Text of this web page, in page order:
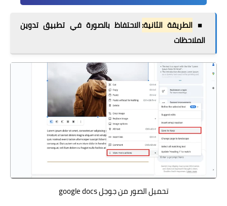
■ الطريقة الثانية:الاحتفاظ بالصورة في تطبيق تدوين
الملاحظات
تحميل الصور من جوجل google docs